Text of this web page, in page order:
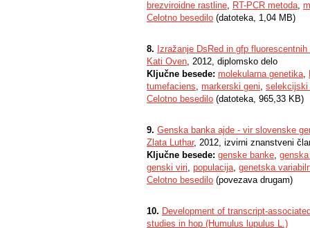
brezviroidne rastline, RT-PCR metoda,
Celotno besedilo (datoteka, 1,04 MB)
8. Izražanje DsRed in gfp
Kati Oven, 2012, diplomsko delo
Ključne besede: molekularna genetika,
tumefaciens, markerski geni, selekcijski
Celotno besedilo (datoteka, 965,33 KB)
9. Genska banka ajde - vir slovenske
Zlata Luthar, 2012, izvirni znanstveni
Ključne besede: genske banke,
genski viri, populacija, genetska
Celotno besedilo (povezava drugam)
10. Development of transcript-
studies in hop (Humulus lupulus L.)